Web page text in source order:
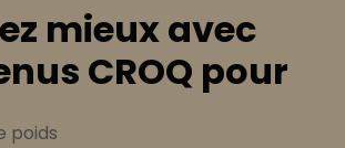
mieux avec
CROQ pour
poids